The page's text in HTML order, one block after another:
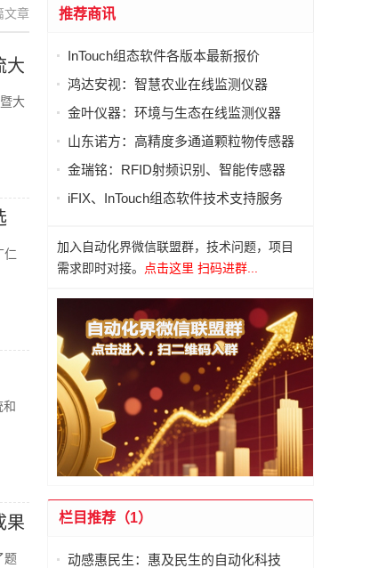
文章
大
大
仁
和
果
题
推荐商讯
InTouch组态软件各版本最新报价
鸿达安视：智慧农业在线监测仪器
金叶仪器：环境与生态在线监测仪器
山东诺方：高精度多通道颗粒物传感器
金瑞铭：RFID射频识别、智能传感器
iFIX、InTouch组态软件技术支持服务
加入自动化界微信联盟群，技术问题，项目
需求即时对接。
点击这里 扫码进群...
栏目推荐（1）
动感惠民生：惠及民生的自动化科技